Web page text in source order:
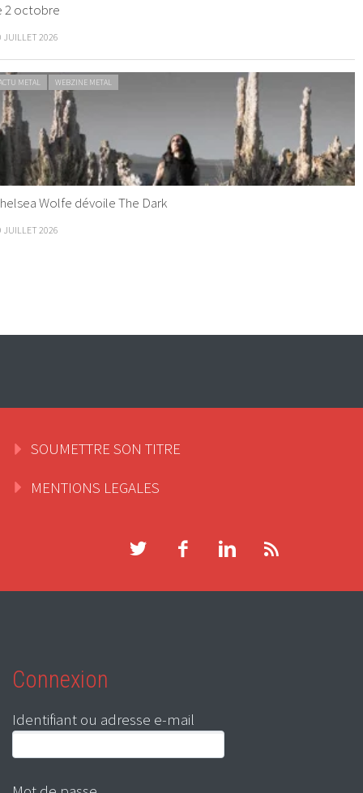
2 octobre
JUILLET 2026
METAL WEBZINE METAL
Wolfe dévoile The Dark
JUILLET 2026
SOUMETTRE SON TITRE
MENTIONS LEGALES
Connexion
Identifiant ou adresse e-mail